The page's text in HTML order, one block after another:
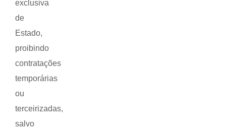
exclusiva
de
Estado,
proibindo
contratações
temporárias
ou
terceirizadas,
salvo